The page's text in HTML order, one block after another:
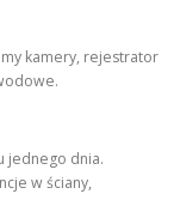
kamery, rejestrator
jednego dnia.
w ściany,